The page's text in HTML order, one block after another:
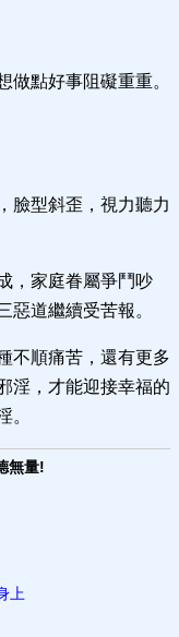
做點好事阻礙重重。
臉型斜歪，視力聽力
，家庭眷屬爭鬥吵
惡道繼續受苦報。
不順痛苦，還有更多
淫，才能迎接幸福的
。
無量!
上